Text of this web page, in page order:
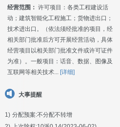
经营范围： 许可项目：各类工程建设活
动；建筑智能化工程施工；货物进出口；
技术进出口。（依法须经批准的项目，经
相关部门批准后方可开展经营活动，具体
经营项目以相关部门批准文件或许可证件
为准）。一般项目：话音、数据、图像及
互联网等相关技术... [详细]
大事提醒
1) 分配预案:不分配不转增